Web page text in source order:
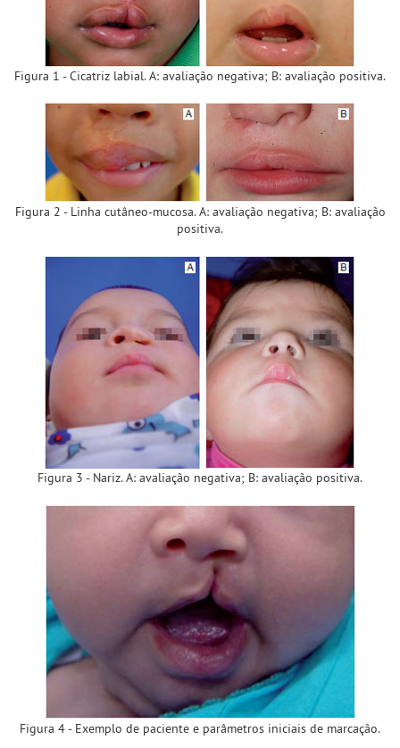
Figura 1 - Cicatriz labial. A: avaliação negativa; B: avaliação positiva.
Figura 2 - Linha cutâneo-mucosa. A: avaliação negativa; B: avaliação
positiva.
Figura 3 - Nariz. A: avaliação negativa; B: avaliação positiva.
Figura 4 - Exemplo de paciente e parâmetros iniciais de marcação.